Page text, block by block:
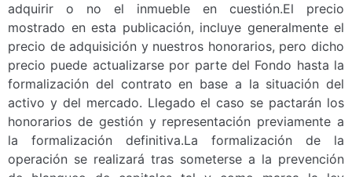
adquirir o no el inmueble en cuestión.El precio
mostrado en esta publicación, incluye generalmente el
precio de adquisición y nuestros honorarios, pero dicho
precio puede actualizarse por parte del Fondo hasta la
formalización del contrato en base a la situación del
activo y del mercado. Llegado el caso se pactarán los
honorarios de gestión y representación previamente a
la formalización definitiva.La formalización de la
operación se realizará tras someterse a la prevención